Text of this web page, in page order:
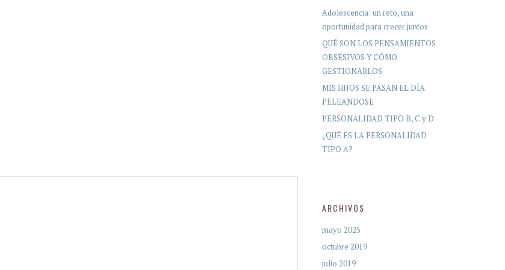
Adolescencia: un reto, una
oportunidad para crecer juntos
QUÉ SON LOS PENSAMIENTOS
OBSESIVOS Y CÓMO
GESTIONARLOS
MIS HIJOS SE PASAN EL DÍA
PELEANDOSE
PERSONALIDAD TIPO B, C y D
¿QUÉ ES LA PERSONALIDAD
TIPO A?
ARCHIVOS
mayo 2025
octubre 2019
julio 2019